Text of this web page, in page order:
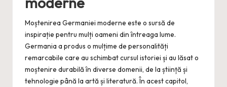
Moștenirea Germaniei moderne este o sursă de
inspirație pentru mulți oameni din întreaga lume.
Germania a produs o mulțime de personalități
remarcabile care au schimbat cursul istoriei și au lăsat o
moștenire durabilă în diverse domenii, de la știință și
tehnologie până la artă și literatură. În acest capitol,